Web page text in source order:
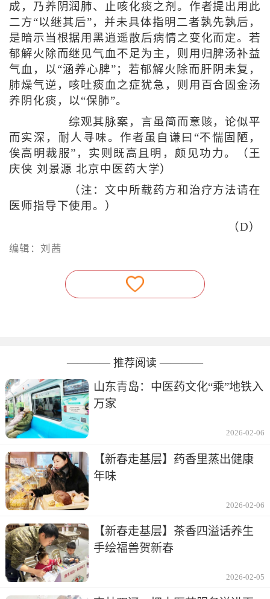
成，乃养阴润肺、止咳化痰之剂。作者提出用此
二方“以继其后”，并未具体指明二者孰先孰后，
是暗示当根据用黑逍遥散后病情之变化而定。若
郁解火除而继见气血不足为主，则用归脾汤补益
气血，以“涵养心脾”；若郁解火除而肝阴未复，
肺燥气逆，咳吐痰血之症犹急，则用百合固金汤
养阴化痰，以“保肺”。
综观其脉案，言虽简而意赅，论似平
而实深，耐人寻味。作者虽自谦曰“不惴固陋，
俟高明裁服”，实则既高且明，颇见功力。（王
庆侠 刘景源 北京中医药大学）
（注：文中所载药方和治疗方法请在
医师指导下使用。）
（D）
编辑：刘茜
———— 推荐阅读 ————
山东青岛：中医药文化“乘”地铁入
万家
2026-02-06
【新春走基层】药香里蒸出健康
年味
2026-02-06
【新春走基层】茶香四溢话养生
手绘福兽贺新春
2026-02-05